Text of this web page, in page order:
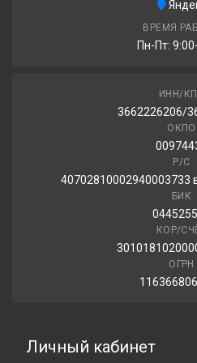
Gislaved Nord*Frost
5
Ikon Tyres Character Ice 7
5
ВРЕМЯ
Пн-Пт:
ИНН/
3662226206/
ОКПО
Р/С
БИК
КОР/
ОГРН
Личный кабинет